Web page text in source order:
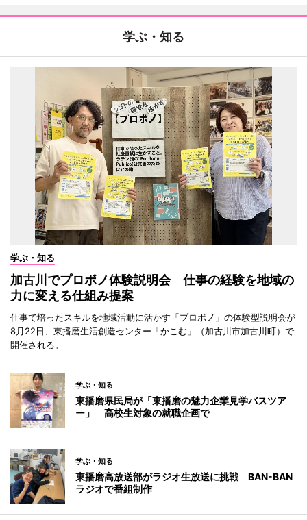
学ぶ・知る
学ぶ・知る
加古川でプロボノ体験説明会 仕事の経験を地域の
力に変える仕組み提案
仕事で培ったスキルを地域活動に活かす「プロボノ」の体験型説明会が
8月22日、東播磨生活創造センター「かこむ」（加古川市加古川町）で
開催される。
学ぶ・知る
東播磨県民局が「東播磨の魅力企業見学バスツア
ー」 高校生対象の就職企画で
学ぶ・知る
東播磨高放送部がラジオ生放送に挑戦 BAN-BAN
ラジオで番組制作